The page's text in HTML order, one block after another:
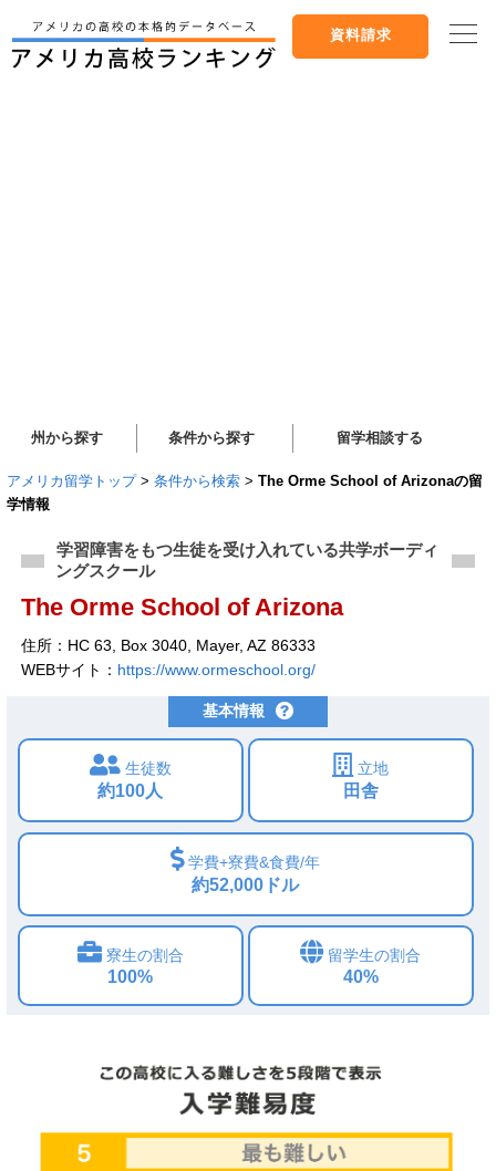
資料請求
州から探す 条件から探す 留学相談する
アメリカ留学トップ > 条件から検索 > The Orme School of Arizonaの留
学情報
学習障害をもつ生徒を受け入れている共学ボーディ
ングスクール
The Orme School of Arizona
住所：HC 63, Box 3040, Mayer, AZ 86333
WEBサイト： https://www.ormeschool.org/
基本情報
生徒数
約100人
立地
田舎
学費+寮費&食費/年
約52,000ドル
寮生の割合
100%
留学生の割合
40%